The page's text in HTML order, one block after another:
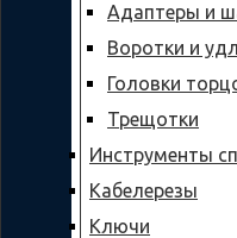
Адаптеры и
Воротки и
Головки
Трещотки
Инструменты
Кабелерезы
Ключи